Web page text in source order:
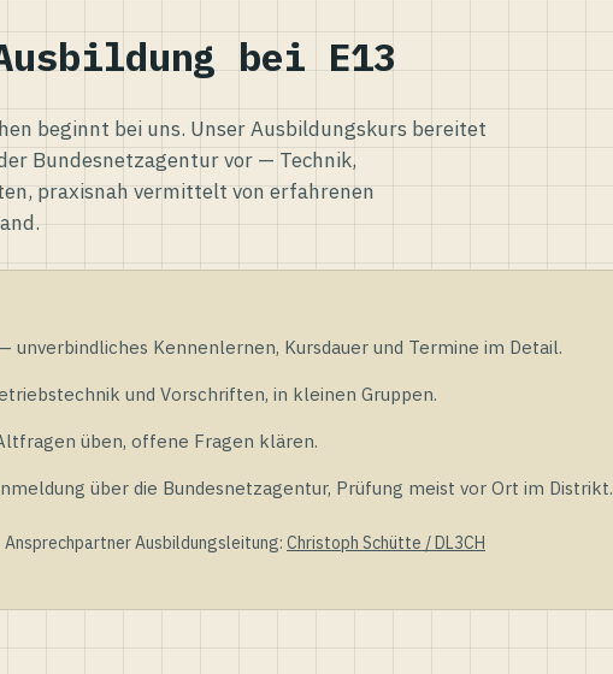
bei E13
beginnt bei uns. Unser Ausbildungskurs bereitet
Bundesnetzagentur vor — Technik,
praxisnah vermittelt von erfahrenen
unverbindliches Kennenlernen, Kursdauer und Termine im Detail.
und Vorschriften, in kleinen Gruppen.
üben, offene Fragen klären.
über die Bundesnetzagentur, Prüfung meist vor Ort im Distrikt.
Ausbildungsleitung: Christoph Schütte / DL3CH